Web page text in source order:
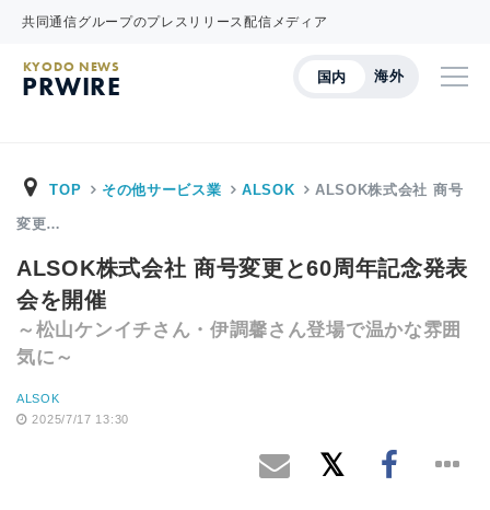
共同通信グループのプレスリリース配信メディア
国内 海外
KYODO NEWS
PRWIRE
TOP その他サービス業 ALSOK ALSOK株式会社 商号
変更…
ALSOK株式会社 商号変更と60周年記念発表
会を開催
～松山ケンイチさん・伊調馨さん登場で温かな雰囲
気に～
ALSOK
2025/7/17 13:30